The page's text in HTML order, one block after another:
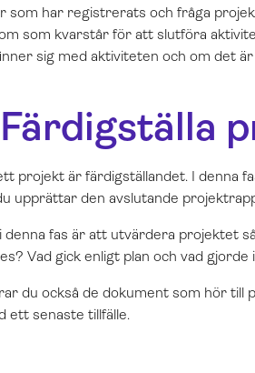
som har registrerats och fråga
som kvarstår för att slutföra
sig med aktiviteten och om det
Färdigställa
projekt är färdigställandet. I denna
upprättar den avslutande
denna fas är att utvärdera projektet
Vad gick enligt plan och vad
du också de dokument som hör
ett senaste tillfälle.